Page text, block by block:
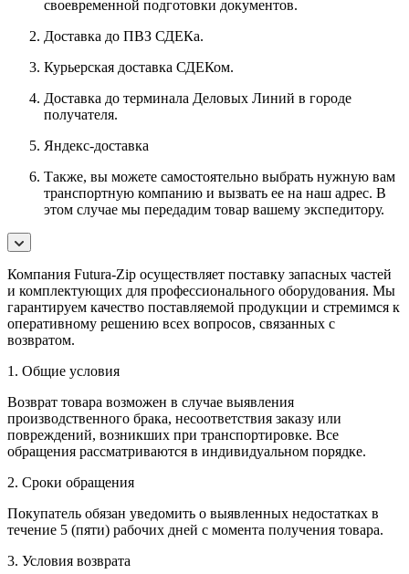
своевременной подготовки документов.
Доставка до ПВЗ СДЕКа.
Курьерская доставка СДЕКом.
Доставка до терминала Деловых Линий в городе
получателя.
Яндекс-доставка
Также, вы можете самостоятельно выбрать нужную вам
транспортную компанию и вызвать ее на наш адрес. В
этом случае мы передадим товар вашему экспедитору.
Компания Futura-Zip осуществляет поставку запасных частей
и комплектующих для профессионального оборудования. Мы
гарантируем качество поставляемой продукции и стремимся к
оперативному решению всех вопросов, связанных с
возвратом.
1. Общие условия
Возврат товара возможен в случае выявления
производственного брака, несоответствия заказу или
повреждений, возникших при транспортировке. Все
обращения рассматриваются в индивидуальном порядке.
2. Сроки обращения
Покупатель обязан уведомить о выявленных недостатках в
течение 5 (пяти) рабочих дней с момента получения товара.
3. Условия возврата